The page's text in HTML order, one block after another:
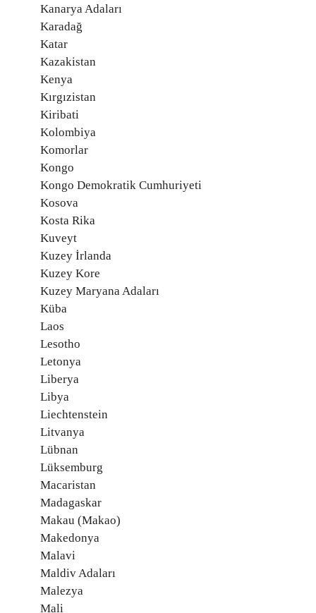
Kanarya Adaları
Karadağ
Katar
Kazakistan
Kenya
Kırgızistan
Kiribati
Kolombiya
Komorlar
Kongo
Kongo Demokratik Cumhuriyeti
Kosova
Kosta Rika
Kuveyt
Kuzey İrlanda
Kuzey Kore
Kuzey Maryana Adaları
Küba
Laos
Lesotho
Letonya
Liberya
Libya
Liechtenstein
Litvanya
Lübnan
Lüksemburg
Macaristan
Madagaskar
Makau (Makao)
Makedonya
Malavi
Maldiv Adaları
Malezya
Mali